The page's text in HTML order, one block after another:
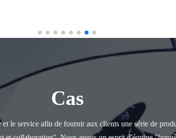
Cas
le service afin de fournir aux clients une série de